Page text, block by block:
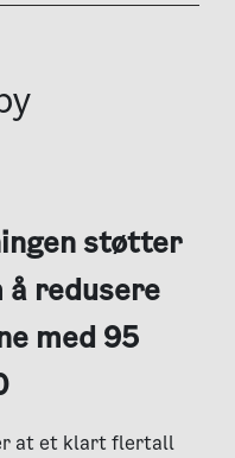
støtter
å redusere
med 95
at et klart flertall